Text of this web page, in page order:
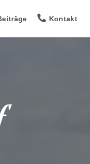
Kontakt